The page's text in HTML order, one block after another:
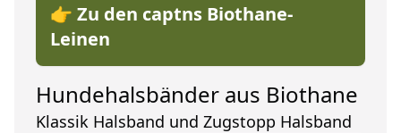
👉 Zu den captns Biothane-
Leinen
Hundehalsbänder aus Biothane
Klassik Halsband und Zugstopp Halsband